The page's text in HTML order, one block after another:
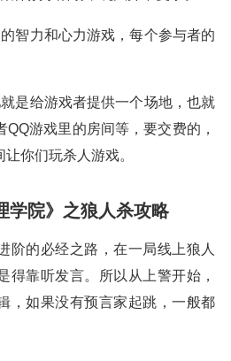
智力和心力游戏，每个参与者的
是给游戏者提供一个场地，也就
游戏里的房间等，要交费的，
你们玩杀人游戏。
学院》之狼人杀攻略
阶的必经之路，在一局线上狼人
得靠听发言。所以从上警开始，
，如果没有预言家起跳，一般都